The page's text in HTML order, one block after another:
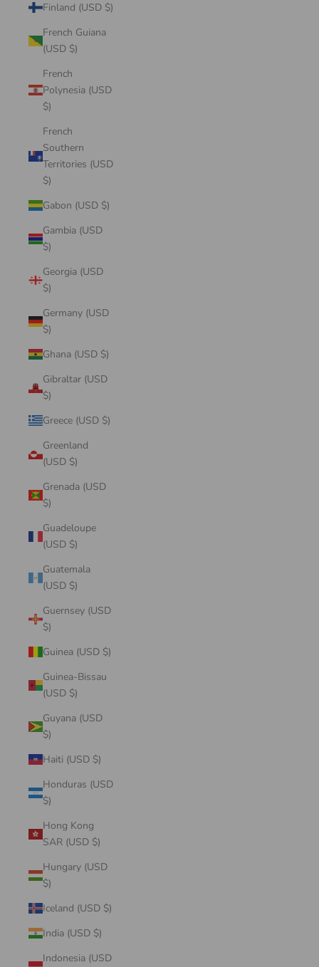
Finland (USD $)
French Guiana
(USD $)
French
Polynesia (USD
$)
French
Southern
Territories (USD
$)
Gabon (USD $)
Gambia (USD
$)
Georgia (USD
$)
Germany (USD
$)
Ghana (USD $)
Gibraltar (USD
$)
Greece (USD $)
Greenland
(USD $)
Grenada (USD
$)
Guadeloupe
(USD $)
Guatemala
(USD $)
Guernsey (USD
$)
Guinea (USD $)
Guinea-Bissau
(USD $)
Guyana (USD
$)
Haiti (USD $)
Honduras (USD
$)
Hong Kong
SAR (USD $)
Hungary (USD
$)
Iceland (USD $)
India (USD $)
Indonesia (USD